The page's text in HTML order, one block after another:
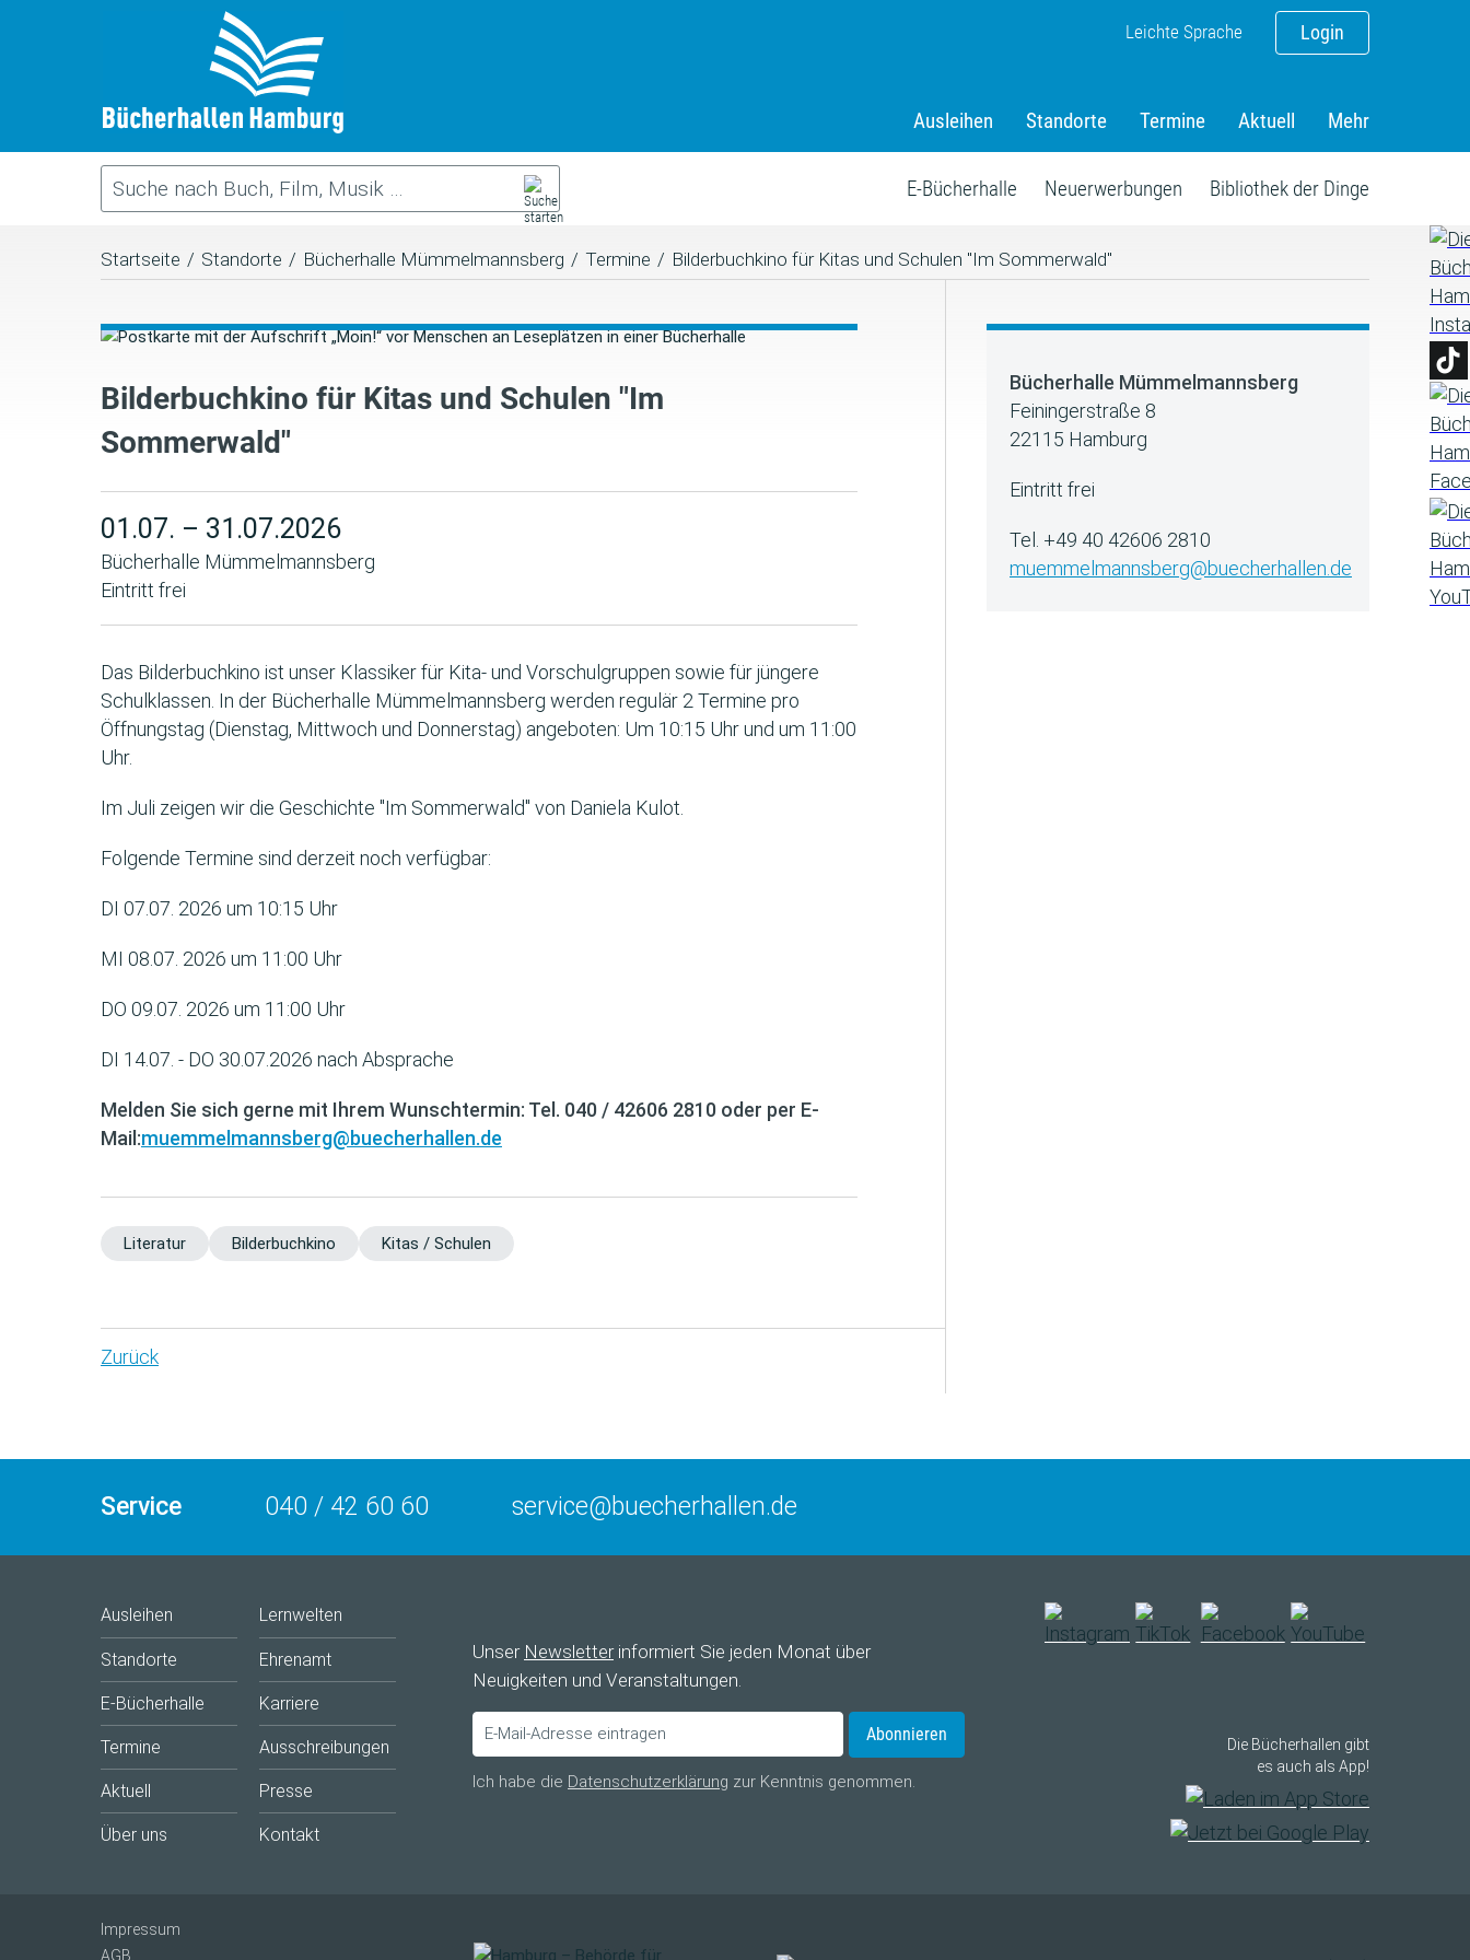
Login
Leichte Sprache
Ausleihen Standorte Termine Aktuell Mehr
E-Bücherhalle Neuerwerbungen Bibliothek der Dinge
Startseite / Standorte / Bücherhalle Mümmelmannsberg / Termine / Bilderbuchkino für Kitas und Schulen "Im Sommerwald"
Bilderbuchkino für Kitas und Schulen "Im
Sommerwald"
01.07. – 31.07.2026
Bücherhalle Mümmelmannsberg
Eintritt frei
Das Bilderbuchkino ist unser Klassiker für Kita- und Vorschulgruppen sowie für jüngere
Schulklassen. In der Bücherhalle Mümmelmannsberg werden regulär 2 Termine pro
Öffnungstag (Dienstag, Mittwoch und Donnerstag) angeboten: Um 10:15 Uhr und um 11:00
Uhr.
Im Juli zeigen wir die Geschichte "Im Sommerwald" von Daniela Kulot.
Folgende Termine sind derzeit noch verfügbar:
DI 07.07. 2026 um 10:15 Uhr
MI 08.07. 2026 um 11:00 Uhr
DO 09.07. 2026 um 11:00 Uhr
DI 14.07. - DO 30.07.2026 nach Absprache
Melden Sie sich gerne mit Ihrem Wunschtermin: Tel. 040 / 42606 2810 oder per E-
Mail:muemmelmannsberg@buecherhallen.de
Literatur Bilderbuchkino Kitas / Schulen
Zurück
Bücherhalle Mümmelmannsberg
Feiningerstraße 8
22115 Hamburg
Eintritt frei
Tel. +49 40 42606 2810
muemmelmannsberg@buecherhallen.de
Service 040 / 42 60 60 service@buecherhallen.de
Ausleihen
Standorte
E-Bücherhalle
Termine
Aktuell
Über uns
Lernwelten
Ehrenamt
Karriere
Ausschreibungen
Presse
Kontakt
Unser Newsletterinformiert Sie jeden Monat über
Neuigkeiten und Veranstaltungen.
Abonnieren
Ich habe die Datenschutzerklärung zur Kenntnis genommen.
Die Bücherhallen gibt
es auch als App!
Impressum
AGB